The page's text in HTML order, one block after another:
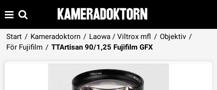
Start / Kameradoktorn / Laowa / Viltrox mfl / Objektiv /
För Fujifilm / TTArtisan 90/1,25 Fujifilm GFX
Produkten har lagts i din varukorg
VISA VARUKORGEN